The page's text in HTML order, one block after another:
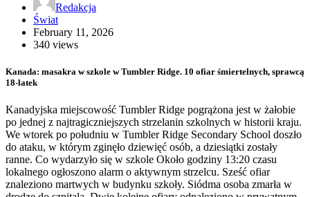
Redakcja
Świat
February 11, 2026
340 views
Kanada: masakra w szkole w Tumbler Ridge. 10 ofiar śmiertelnych, sprawcą
18-latek
Kanadyjska miejscowość Tumbler Ridge pogrążona jest w żałobie
po jednej z najtragiczniejszych strzelanin szkolnych w historii kraju.
We wtorek po południu w Tumbler Ridge Secondary School doszło
do ataku, w którym zginęło dziewięć osób, a dziesiątki zostały
ranne. Co wydarzyło się w szkole Około godziny 13:20 czasu
lokalnego ogłoszono alarm o aktywnym strzelcu. Sześć ofiar
znaleziono martwych w budynku szkoły. Siódma osoba zmarła w